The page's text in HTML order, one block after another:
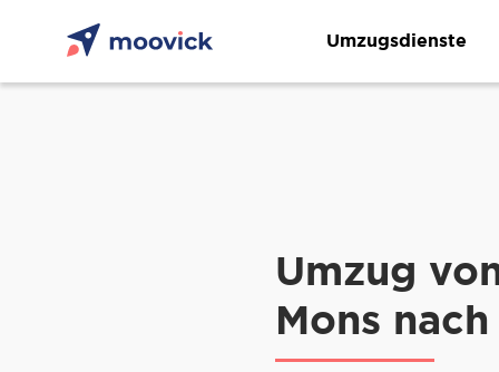
Umzugsdienste
Umzug
Mons